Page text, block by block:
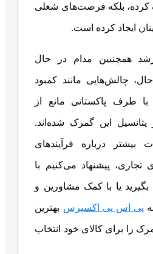
کرده، بلکه فرصت‌های شغلی
ایجاد کرده است.
همچنبین مدام در حال
چالش‌هایی مانند کمبود
با طرف پاکستانی مانع از
پتانسیل این گمرک شده‌اند.
درباره فرآیندهای
پیشنهاد می‌کنیم با
یا با کمک مشاورین و
پی اس پی اکسپرس بهترین
را برای کالای خود انتخاب